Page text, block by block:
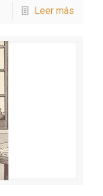
Leer más